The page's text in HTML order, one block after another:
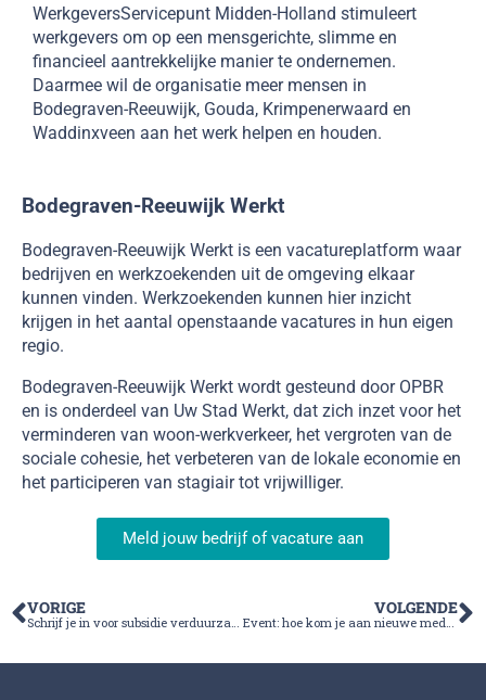
WerkgeversServicepunt Midden-Holland stimuleert
werkgevers om op een mensgerichte, slimme en
financieel aantrekkelijke manier te ondernemen.
Daarmee wil de organisatie meer mensen in
Bodegraven-Reeuwijk, Gouda, Krimpenerwaard en
Waddinxveen aan het werk helpen en houden.
Bodegraven-Reeuwijk Werkt
Bodegraven-Reeuwijk Werkt is een vacatureplatform waar
bedrijven en werkzoekenden uit de omgeving elkaar
kunnen vinden. Werkzoekenden kunnen hier inzicht
krijgen in het aantal openstaande vacatures in hun eigen
regio.
Bodegraven-Reeuwijk Werkt wordt gesteund door OPBR
en is onderdeel van Uw Stad Werkt, dat zich inzet voor het
verminderen van woon-werkverkeer, het vergroten van de
sociale cohesie, het verbeteren van de lokale economie en
het participeren van stagiair tot vrijwilliger.
Meld jouw bedrijf of vacature aan
VORIGE VOLGENDE